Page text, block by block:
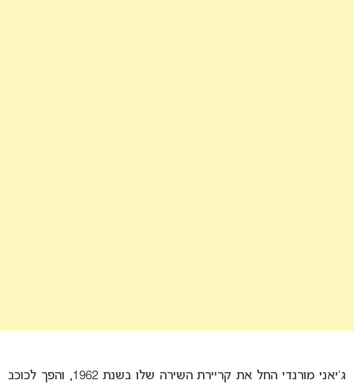
ג’יאני מורנדי החל את קריירת השירה שלו בשנת 1962, והפך לכוכב